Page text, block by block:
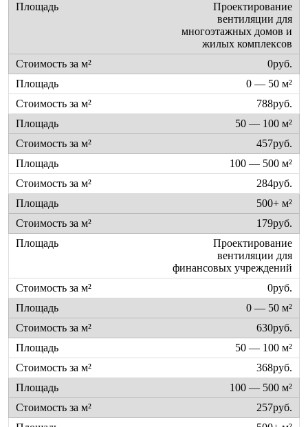
Проектирование
вентиляции для
многоэтажных домов и
жилых комплексов
0руб.
0 — 50 м²
788руб.
50 — 100 м²
457руб.
100 — 500 м²
284руб.
500+ м²
179руб.
Проектирование
вентиляции для
финансовых учреждений
0руб.
0 — 50 м²
630руб.
50 — 100 м²
368руб.
100 — 500 м²
257руб.